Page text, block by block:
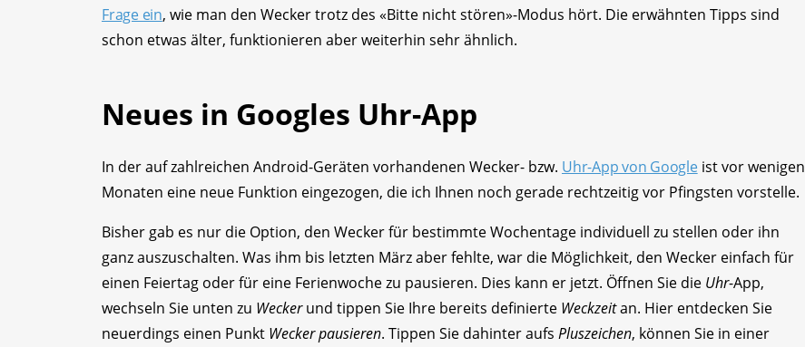
Frage ein, wie man den Wecker trotz des «Bitte nicht stören»-Modus hört. Die erwähnten Tipps sind
schon etwas älter, funktionieren aber weiterhin sehr ähnlich.
Neues in Googles Uhr-App
In der auf zahlreichen Android-Geräten vorhandenen Wecker- bzw. Uhr-App von Googleist vor wenigen
Monaten eine neue Funktion eingezogen, die ich Ihnen noch gerade rechtzeitig vor Pfingsten vorstelle.
Bisher gab es nur die Option, den Wecker für bestimmte Wochentage individuell zu stellen oder ihn
ganz auszuschalten. Was ihm bis letzten März aber fehlte, war die Möglichkeit, den Wecker einfach für
einen Feiertag oder für eine Ferienwoche zu pausieren. Dies kann er jetzt. Öffnen Sie die Uhr-App,
wechseln Sie unten zu Weckerund tippen Sie Ihre bereits definierte Weckzeitan. Hier entdecken Sie
neuerdings einen Punkt Wecker pausieren. Tippen Sie dahinter aufs Pluszeichen, können Sie in einer